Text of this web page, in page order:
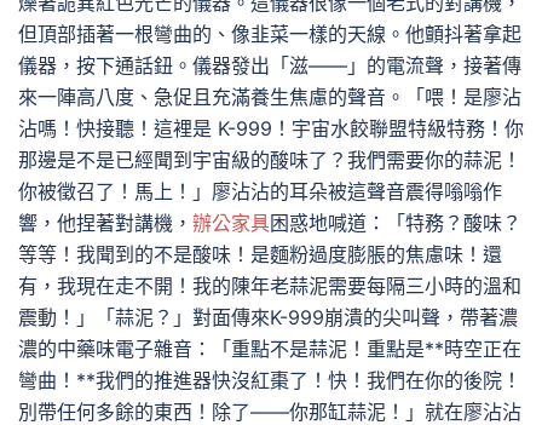
但頂部插著一根彎曲的、像韭菜一樣的天線。他顫抖著拿起
儀器，按下通話鈕。儀器發出「滋——」的電流聲，接著傳
來一陣高八度、急促且充滿養生焦慮的聲音。「喂！是廖沾
沾嗎！快接聽！這裡是 K-999！宇宙水餃聯盟特級特務！你
那邊是不是已經聞到宇宙級的酸味了？我們需要你的蒜泥！
你被徵召了！馬上！」廖沾沾的耳朵被這聲音震得嗡嗡作
響，他捏著對講機， 辦公家具困惑地喊道：「特務？酸味？
等等！我聞到的不是酸味！是麵粉過度膨脹的焦慮味！還
有，我現在走不開！我的陳年老蒜泥需要每隔三小時的溫和
震動！」「蒜泥？」對面傳來K-999崩潰的尖叫聲，帶著濃
濃的中藥味電子雜音：「重點不是蒜泥！重點是**時空正在
彎曲！**我們的推進器快沒紅棗了！快！我們在你的後院！
別帶任何多餘的東西！除了——你那缸蒜泥！」就在廖沾沾